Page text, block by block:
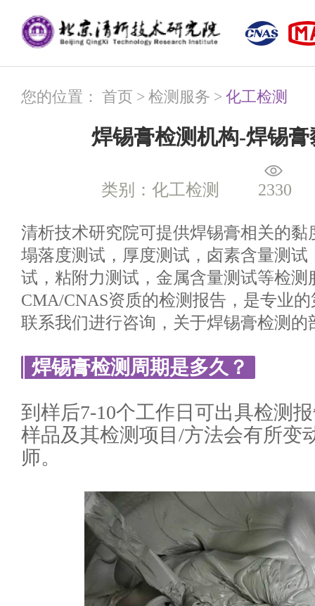
您的位置： 首页 > 检测服务 > 化工检测
焊锡膏检测机构-焊锡
类别：化工检测 2330
清析技术研究院可提供焊锡膏相关的
塌落度测试，厚度测试，卤素含量测
试，粘附力测试，金属含量测试等检测
CMA/CNAS资质的检测报告，是专业
联系我们进行咨询，关于焊锡膏检测的
焊锡膏检测周期是多久？
到样后7-10个工作日可出具检测
样品及其检测项目/方法会有所变
师。